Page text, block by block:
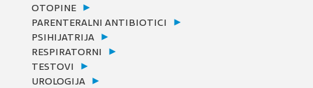
OTOPINE
PARENTERALNI ANTIBIOTICI
PSIHIJATRIJA
RESPIRATORNI
TESTOVI
UROLOGIJA